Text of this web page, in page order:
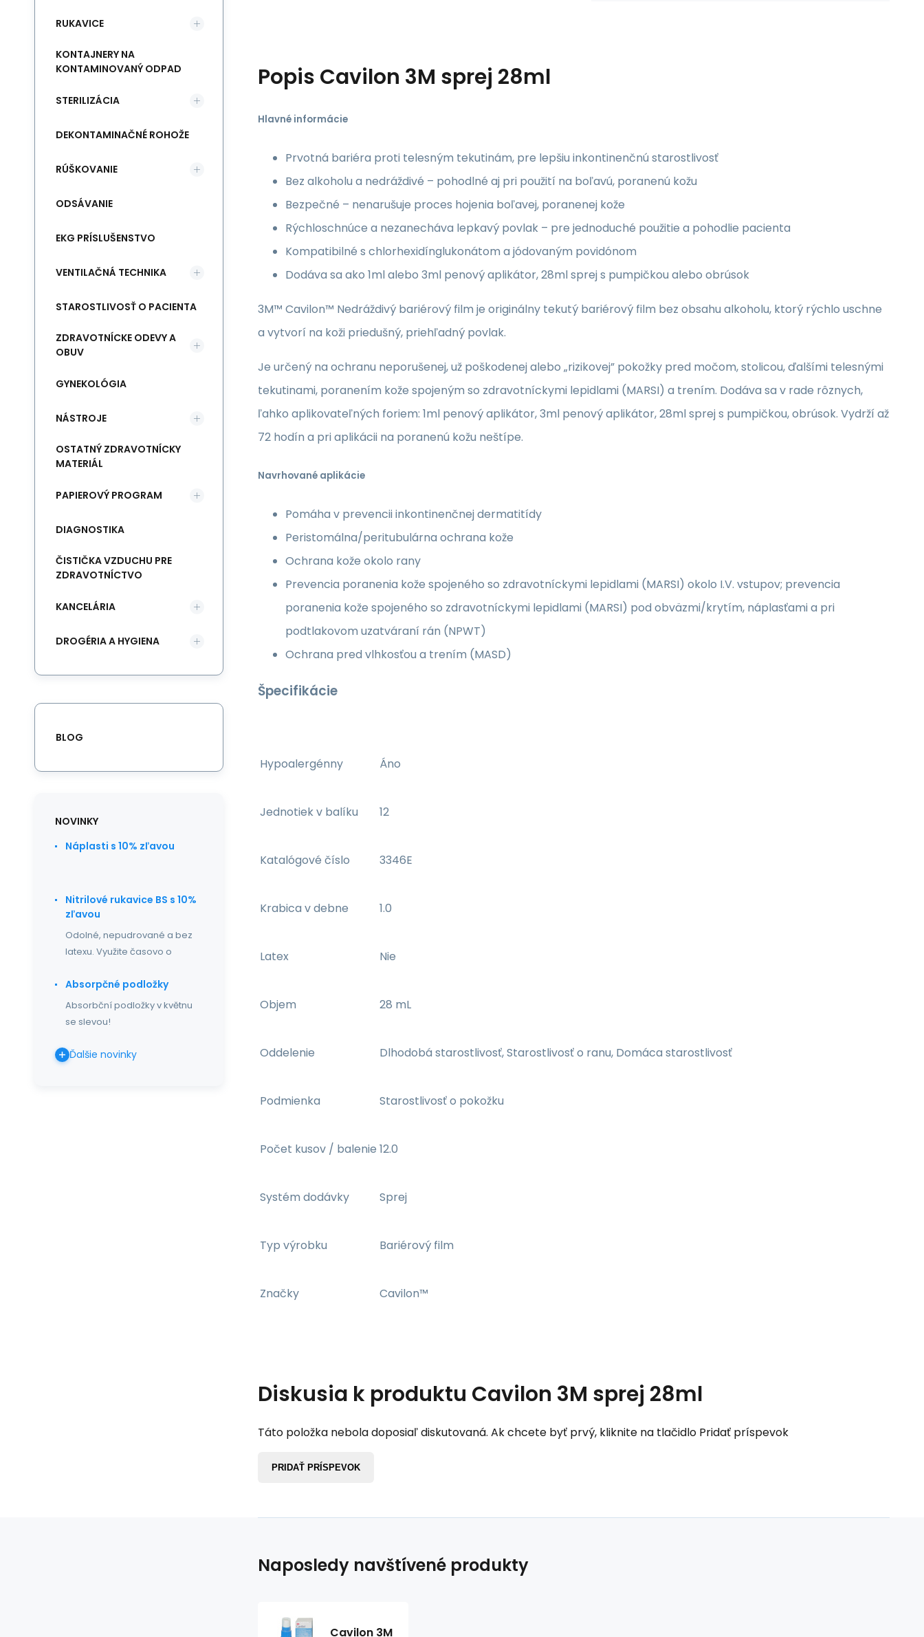
Popis Cavilon 3M sprej 28ml
Hlavné informácie
Prvotná bariéra proti telesným tekutinám, pre lepšiu inkontinenčnú starostlivosť
Bez alkoholu a nedráždivé – pohodlné aj pri použití na boľavú, poranenú kožu
Bezpečné – nenarušuje proces hojenia boľavej, poranenej kože
Rýchloschnúce a nezanecháva lepkavý povlak – pre jednoduché použitie a pohodlie pacienta
Kompatibilné s chlorhexidínglukonátom a jódovaným povidónom
Dodáva sa ako 1ml alebo 3ml penový aplikátor, 28ml sprej s pumpičkou alebo obrúsok
3M™ Cavilon™ Nedráždivý bariérový film je originálny tekutý bariérový film bez obsahu alkoholu, ktorý rýchlo uschne
a vytvorí na koži priedušný, priehľadný povlak.
Je určený na ochranu neporušenej, už poškodenej alebo „rizikovej” pokožky pred močom, stolicou, ďalšími telesnými
tekutinami, poranením kože spojeným so zdravotníckymi lepidlami (MARSI) a trením. Dodáva sa v rade rôznych,
ľahko aplikovateľných foriem: 1ml penový aplikátor, 3ml penový aplikátor, 28ml sprej s pumpičkou, obrúsok. Vydrží až
72 hodín a pri aplikácii na poranenú kožu neštípe.
Navrhované aplikácie
Pomáha v prevencii inkontinenčnej dermatitídy
Peristomálna/peritubulárna ochrana kože
Ochrana kože okolo rany
Prevencia poranenia kože spojeného so zdravotníckymi lepidlami (MARSI) okolo I.V. vstupov; prevencia
poranenia kože spojeného so zdravotníckymi lepidlami (MARSI) pod obväzmi/krytím, náplasťami a pri
podtlakovom uzatváraní rán (NPWT)
Ochrana pred vlhkosťou a trením (MASD)
Špecifikácie
Hypoalergénny Áno
Jednotiek v balíku 12
Katalógové číslo 3346E
Krabica v debne 1.0
Latex Nie
Objem 28 mL
Oddelenie Dlhodobá starostlivosť, Starostlivosť o ranu, Domáca starostlivosť
Podmienka Starostlivosť o pokožku
Počet kusov / balenie 12.0
Systém dodávky Sprej
Typ výrobku Bariérový film
Značky Cavilon™
Diskusia k produktu Cavilon 3M sprej 28ml
Táto položka nebola doposiaľ diskutovaná. Ak chcete byť prvý, kliknite na tlačidlo Pridať príspevok
PRIDAŤ PRÍSPEVOK
RUKAVICE
KONTAJNERY NA
KONTAMINOVANÝ ODPAD
STERILIZÁCIA
DEKONTAMINAČNÉ ROHOŽE
RÚŠKOVANIE
ODSÁVANIE
EKG PRÍSLUŠENSTVO
VENTILAČNÁ TECHNIKA
STAROSTLIVOSŤ O PACIENTA
ZDRAVOTNÍCKE ODEVY A
OBUV
GYNEKOLÓGIA
NÁSTROJE
OSTATNÝ ZDRAVOTNÍCKY
MATERIÁL
PAPIEROVÝ PROGRAM
DIAGNOSTIKA
ČISTIČKA VZDUCHU PRE
ZDRAVOTNÍCTVO
KANCELÁRIA
DROGÉRIA A HYGIENA
BLOG
NOVINKY
Náplasti s 10% zľavou
Nitrilové rukavice BS s 10%
zľavou
Odolné, nepudrované a bez
latexu. Využite časovo o
Absorpčné podložky
Absorbční podložky v květnu
se slevou!
Ďalšie novinky
Naposledy navštívené produkty
Cavilon 3M